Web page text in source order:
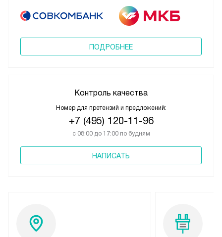
ПОДРОБНЕЕ
Контроль качества
Номер для претензий и предложений:
+7 (495) 120-11-96
с 08:00 до 17:00 по будням
НАПИСАТЬ